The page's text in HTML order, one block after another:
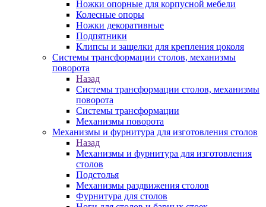
Ножки опорные для корпусной мебели
Колесные опоры
Ножки декоративные
Подпятники
Клипсы и защелки для крепления цоколя
Системы трансформации столов, механизмы
поворота
Назад
Системы трансформации столов, механизмы
поворота
Системы трансформации
Механизмы поворота
Механизмы и фурнитура для изготовления столов
Назад
Механизмы и фурнитура для изготовления
столов
Подстолья
Механизмы раздвижения столов
Фурнитура для столов